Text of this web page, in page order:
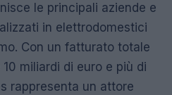
le principali aziende e
in elettrodomestici
Con un fatturato totale
miliardi di euro e più di
rappresenta un attore